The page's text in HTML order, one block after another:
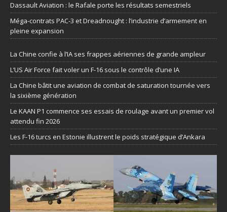
Dassault Aviation : le Rafale porte les résultats semestriels
Méga-contrats PAC-3 et Dreadnought : l’industrie d’armement en
pleine expansion
La Chine confie à l’IA ses frappes aériennes de grande ampleur
L’US Air Force fait voler un F-16 sous le contrôle d’une IA
La Chine bâtit une aviation de combat de saturation tournée vers
la sixième génération
Le KAAN P1 commence ses essais de roulage avant un premier vol
attendu fin 2026
Les F-16 turcs en Estonie illustrent le poids stratégique d’Ankara